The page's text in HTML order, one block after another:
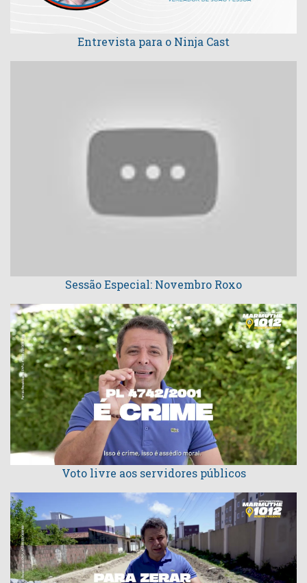
Entrevista para o Ninja Cast
Sessão Especial: Novembro Roxo
Voto livre aos servidores públicos